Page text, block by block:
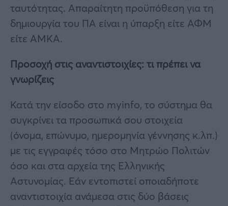
ταυτότητας. Απαραίτητη προϋπόθεση για τη
δημιουργία του ΠΑ είναι η ύπαρξη είτε ΑΦΜ
είτε ΑΜΚΑ.
Προσοχή στις αναντιστοιχίες: τι πρέπει να
γνωρίζεις
Κατά την είσοδο στο myinfo, το σύστημα θα
συγκρίνει τα προσωπικά σου στοιχεία
(όνομα, επώνυμο, ημερομηνία γέννησης κ.λπ.)
με τις εγγραφές τόσο στο Μητρώο Πολιτών
όσο και στα αρχεία της Ελληνικής
Αστυνομίας. Εάν εντοπιστεί οποιαδήποτε
αναντιστοιχία ανάμεσα στις δύο βάσεις